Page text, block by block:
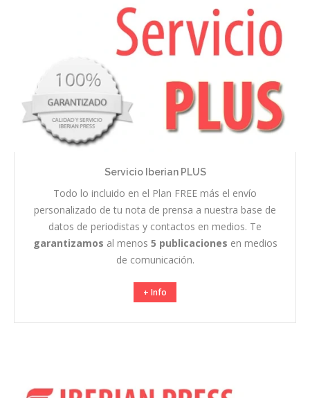
Servicio Iberian PLUS
Todo lo incluido en el Plan FREE más el envío
personalizado de tu nota de prensa a nuestra base de
datos de periodistas y contactos en medios. Te
garantizamos al menos 5 publicaciones en medios
de comunicación.
+ Info